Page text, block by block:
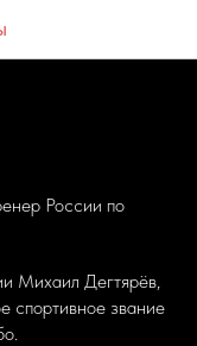
России по
Михаил Дегтярёв,
спортивное звание